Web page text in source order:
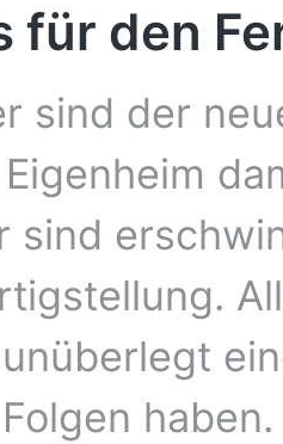
für den
sind der
sind